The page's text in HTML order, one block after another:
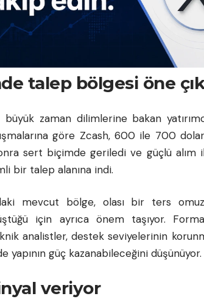
talep bölgesi öne
zaman dilimlerine bakan
göre Zcash, 600 ile 700 dolar
sert biçimde geriledi ve güçlü alım
bir talep alanına indi.
mevcut bölge, olası bir ters
için ayrıca önem taşıyor.
analistler, destek seviyelerinin
yapının güç kazanabileceğini düşünüyor.
veriyor